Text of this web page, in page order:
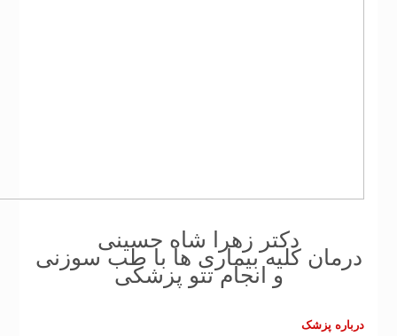
دکتر زهرا شاه حسینی
درمان کلیه بیماری ها با طب سوزنی
و انجام تتو پزشکی
درباره پزشک